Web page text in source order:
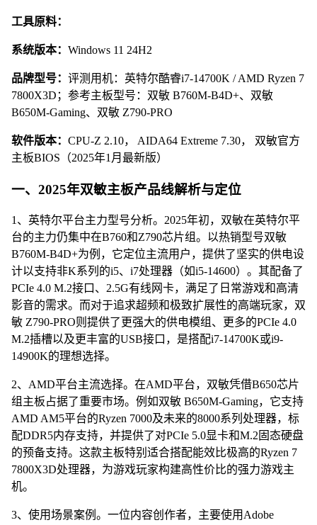
工具原料：
系统版本： Windows 11 24H2
品牌型号： 评测用机：英特尔酷睿i7-14700K / AMD Ryzen 7
7800X3D；参考主板型号：双敏 B760M-B4D+、双敏
B650M-Gaming、双敏 Z790-PRO
软件版本： CPU-Z 2.10， AIDA64 Extreme 7.30， 双敏官方
主板BIOS（2025年1月最新版）
一、2025年双敏主板产品线解析与定位
1、英特尔平台主力型号分析。2025年初，双敏在英特尔平
台的主力仍集中在B760和Z790芯片组。以热销型号双敏
B760M-B4D+为例，它定位主流用户，提供了坚实的供电设
计以支持非K系列的i5、i7处理器（如i5-14600）。其配备了
PCIe 4.0 M.2接口、2.5G有线网卡，满足了日常游戏和高清
影音的需求。而对于追求超频和极致扩展性的高端玩家，双
敏 Z790-PRO则提供了更强大的供电模组、更多的PCIe 4.0
M.2插槽以及更丰富的USB接口，是搭配i7-14700K或i9-
14900K的理想选择。
2、AMD平台主流选择。在AMD平台，双敏凭借B650芯片
组主板占据了重要市场。例如双敏 B650M-Gaming，它支持
AMD AM5平台的Ryzen 7000及未来的8000系列处理器，标
配DDR5内存支持，并提供了对PCIe 5.0显卡和M.2固态硬盘
的预备支持。这款主板特别适合搭配能效比极高的Ryzen 7
7800X3D处理器，为游戏玩家构建高性价比的强力游戏主
机。
3、使用场景案例。一位内容创作者，主要使用Adobe